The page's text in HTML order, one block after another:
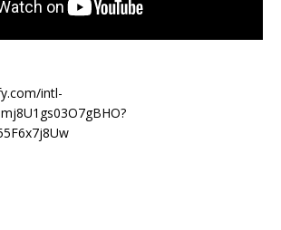
intl-